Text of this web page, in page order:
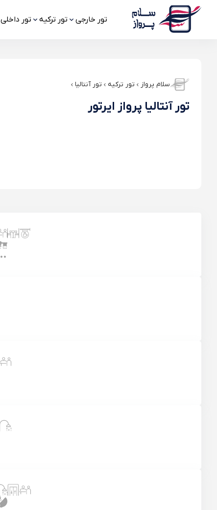
تور خارجی تور ترکیه تور داخلی
سلام پرواز تور ترکیه تور آنتالیا
تور آنتالیا پرواز ایرتور